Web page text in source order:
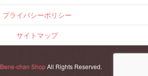
プライバシーポリシー
サイトマップ
Bene-chan ShopAll Rights Reserved.